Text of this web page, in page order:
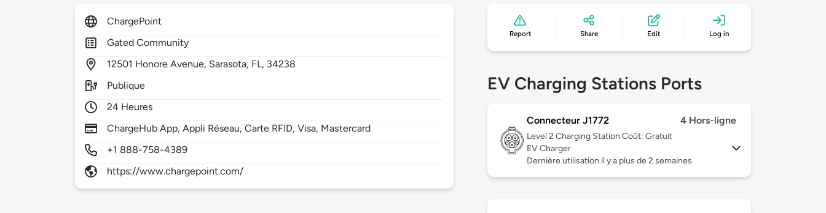
ChargePoint
Gated Community
12501 Honore Avenue, Sarasota, FL, 34238
Publique
24 Heures
ChargeHub App, Appli Réseau, Carte RFID, Visa, Mastercard
+1 888-758-4389
https://www.chargepoint.com/
Report Share Edit Log in
EV Charging Stations Ports
Connecteur J1772 4 Hors-ligne
Level 2 Charging Station Coût: Gratuit
EV Charger
Dernière utilisation il y a plus de 2 semaines